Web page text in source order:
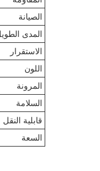
الصيانة
المدى
الاستقرار
اللون
المرونة
السلامة
قابلية النقل
السعة